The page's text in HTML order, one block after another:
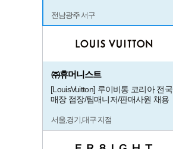
전남광주 서구
㈜휴머니스트
[LouisVuitton] 루이비통 코리아 전국
매장 점장/팀매니저/판매사원 채용
서울,경기,대구 지점